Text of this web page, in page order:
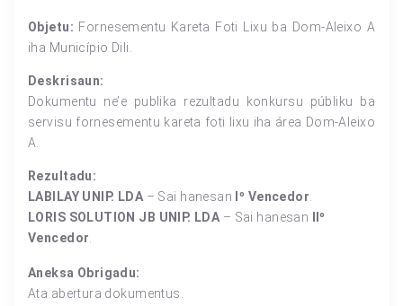
Objetu: Fornesementu Kareta Foti Lixu ba Dom-Aleixo A
iha Município Dili.
Deskrisaun:
Dokumentu ne’e publika rezultadu konkursu públiku ba
servisu fornesementu kareta foti lixu iha área Dom-Aleixo
A.
Rezultadu:
LABILAY UNIP. LDA – Sai hanesan Iº Vencedor
LORIS SOLUTION JB UNIP. LDA – Sai hanesan
IIº
Vencedor
Aneksa Obrigadu:
Ata abertura dokumentus.